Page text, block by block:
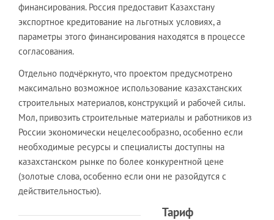
финансирования. Россия предоставит Казахстану
экспортное кредитование на льготных условиях, а
параметры этого финансирования находятся в процессе
согласования.
Отдельно подчёркнуто, что проектом предусмотрено
максимально возможное использование казахстанских
строительных материалов, конструкций и рабочей силы.
Мол, привозить строительные материалы и работников из
России экономически нецелесообразно, особенно если
необходимые ресурсы и специалисты доступны на
казахстанском рынке по более конкурентной цене
(золотые слова, особенно если они не разойдутся с
действительностью).
Тариф